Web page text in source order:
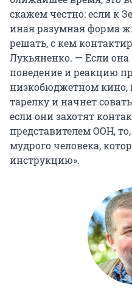
скажем честно: если к
иная разумная форма
решать, с кем
Лукьяненко. — Если она
поведение и реакцию
низкобюджетном кино,
тарелку и начнет
если они захотят
представителем ООН,
мудрого человека,
инструкцию».